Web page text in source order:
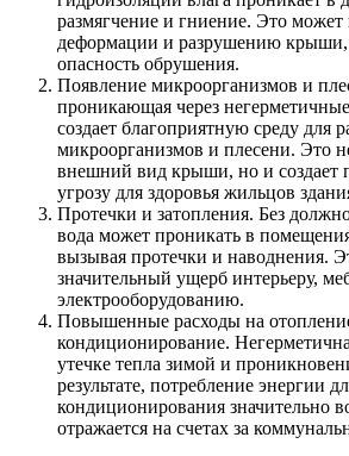
размягчение и гниение. Это может
деформации и разрушению крыши,
опасность обрушения.
Появление микроорганизмов и
проникающая через
создает благоприятную среду для
микроорганизмов и плесени. Это
внешний вид крыши, но и создает
угрозу для здоровья жильцов
Протечки и затопления. Без
вода может проникать в
вызывая протечки и наводнения.
значительный ущерб интерьеру,
электрооборудованию.
Повышенные расходы на
кондиционирование.
утечке тепла зимой и
результате, потребление энергии
кондиционирования значительно
отражается на счетах за